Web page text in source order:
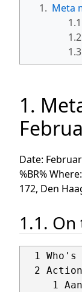
1. Meta
1.
Date:
%BR%
172, Den
1.1.
1 Who's
2
1